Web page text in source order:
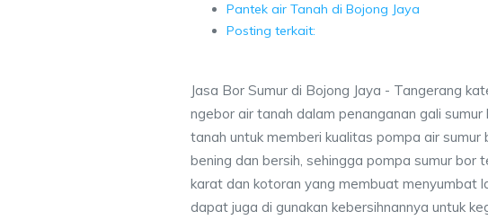
Pantek air Tanah di Bojong Jaya
Posting terkait:
Jasa Bor Sumur di Bojong Jaya - Tangerang
ngebor air tanah dalam penanganan gali
tanah untuk memberi kualitas pompa air sumur
bening dan bersih, sehingga pompa sumur bor
karat dan kotoran yang membuat menyumbat
dapat juga di gunakan kebersihnannya untuk